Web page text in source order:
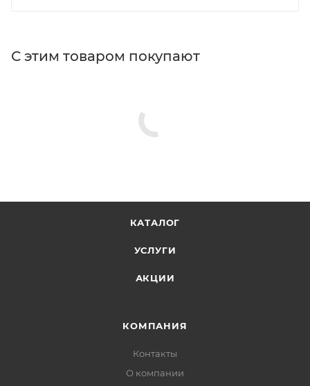
С этим товаром покупают
КАТАЛОГ
УСЛУГИ
АКЦИИ
КОМПАНИЯ
Контакты
О компании